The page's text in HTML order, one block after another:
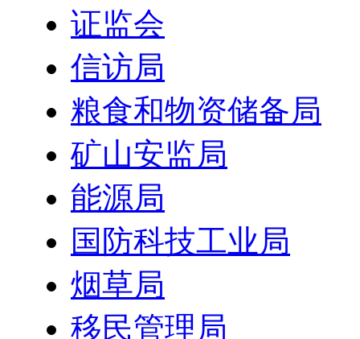
证监会
信访局
粮食和物资储备局
矿山安监局
能源局
国防科技工业局
烟草局
移民管理局